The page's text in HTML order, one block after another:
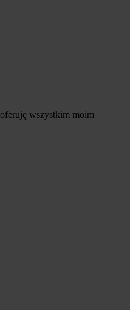
wszystkim moim